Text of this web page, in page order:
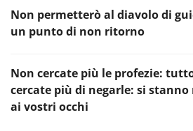
Non permetterò al diavolo di
un punto di non ritorno
Non cercate più le profezie:
cercate più di negarle: si
ai vostri occhi